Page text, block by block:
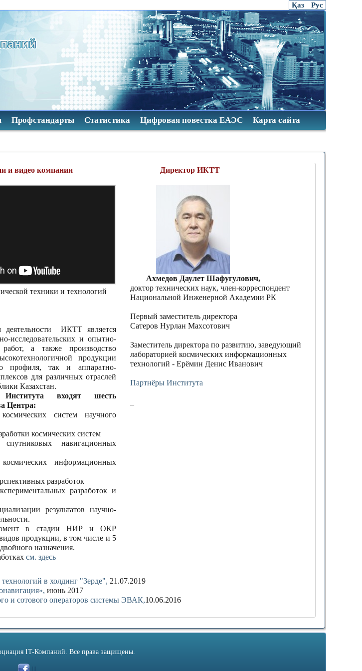
Қаз Рус
Профстандарты Статистика Цифровая повестка ЕАЭС Карта сайта
и видео компании
техники и технологий
ИКТТ является
исследовательских и опытно-
работ, а также производство
продукции
профиля, так и аппаратно-
для различных отраслей
Казахстан.
входят шесть
Центра:
систем научного
космических систем
навигационных
информационных
разработок
разработок и
результатов научно-
в стадии НИР и ОКР
продукции, в том числе и 5
назначения.
см. здесь
Директор ИКТТ
Ахмедов Даулет Шафугулович,
доктор технических наук, член-корреспондент
Национальной Инженерной Академии РК
Первый заместитель директора
Сатеров Нурлан Махсотович
Заместитель директора по развитию, заведующий
лабораторией космических информационных
технологий - Ерёмин Денис Иванович
Партнёры Института
в холдинг "Зерде", 21.07.2019
июнь 2017
и сотового операторов системы ЭВАК,10.06.2016
IT-Компаний. Все права защищены.